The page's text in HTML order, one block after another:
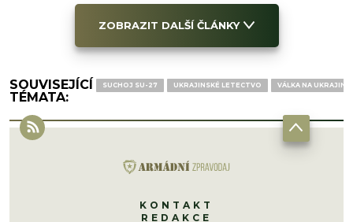
ZOBRAZIT DALŠÍ ČLÁNKY
SOUVISEJÍCÍ
TÉMATA:
SUCHOJ SU-27 UKRAJINSKÉ LETECTVO VÁLKA NA UKRAJINĚ
KONTAKT
REDAKCE